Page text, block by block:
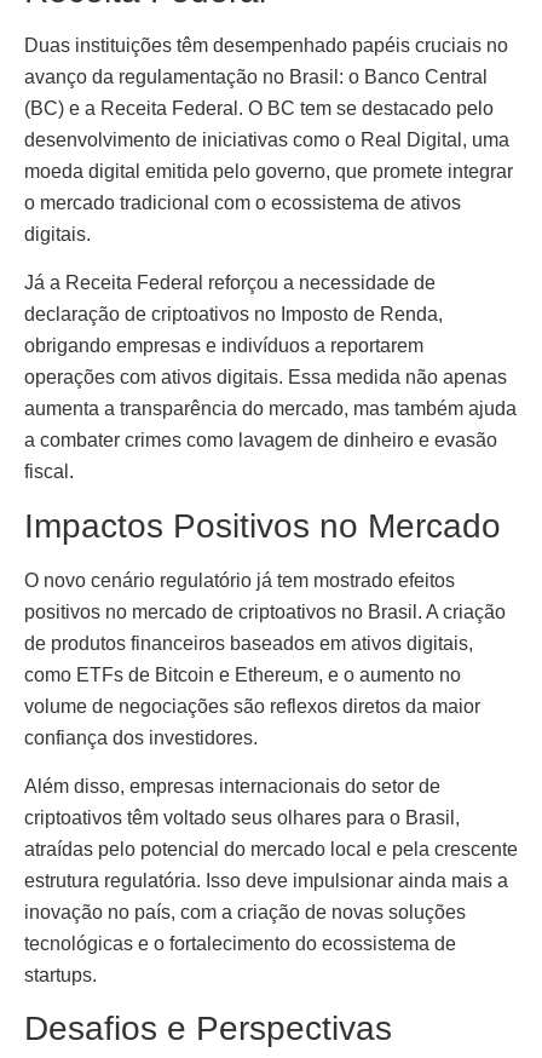
Duas instituições têm desempenhado papéis cruciais no
avanço da regulamentação no Brasil: o Banco Central
(BC) e a Receita Federal. O BC tem se destacado pelo
desenvolvimento de iniciativas como o Real Digital, uma
moeda digital emitida pelo governo, que promete integrar
o mercado tradicional com o ecossistema de ativos
digitais.
Já a Receita Federal reforçou a necessidade de
declaração de criptoativos no Imposto de Renda,
obrigando empresas e indivíduos a reportarem
operações com ativos digitais. Essa medida não apenas
aumenta a transparência do mercado, mas também ajuda
a combater crimes como lavagem de dinheiro e evasão
fiscal.
Impactos Positivos no Mercado
O novo cenário regulatório já tem mostrado efeitos
positivos no mercado de criptoativos no Brasil. A criação
de produtos financeiros baseados em ativos digitais,
como ETFs de Bitcoin e Ethereum, e o aumento no
volume de negociações são reflexos diretos da maior
confiança dos investidores.
Além disso, empresas internacionais do setor de
criptoativos têm voltado seus olhares para o Brasil,
atraídas pelo potencial do mercado local e pela crescente
estrutura regulatória. Isso deve impulsionar ainda mais a
inovação no país, com a criação de novas soluções
tecnológicas e o fortalecimento do ecossistema de
startups.
Desafios e Perspectivas